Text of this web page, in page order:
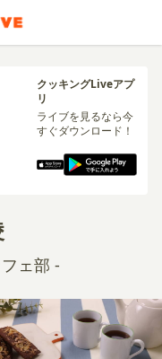
クッキングLiveアプ
リ
ライブを見るなら今
すぐダウンロード！
ェ部 -